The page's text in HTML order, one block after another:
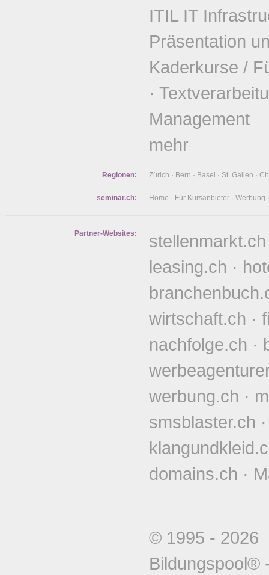
ITIL IT
Präsentation
Kaderkurse /
·
Management
mehr
Regionen: Zürich · Bern · Basel · St. Gallen ·
seminar.ch: Home · Für Kursanbieter · Werbung
Partner-Websites: stellenmarkt.ch
leasing.ch ·
wirtschaft.ch ·
nachfolge.ch ·
werbung.ch ·
smsblaster.ch
domains.ch ·
© 1995 -
Bildungspool®